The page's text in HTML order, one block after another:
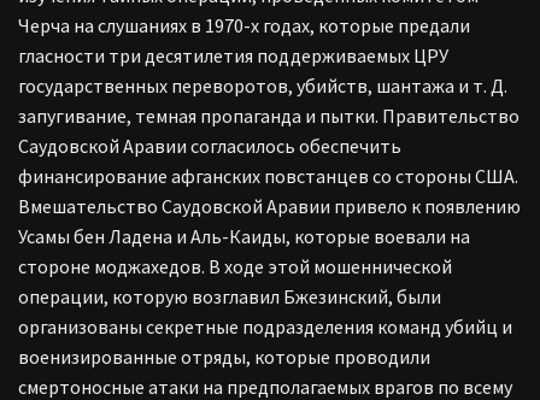
Черча на слушаниях в 1970-х годах, которые предали
гласности три десятилетия поддерживаемых ЦРУ
государственных переворотов, убийств, шантажа и т. Д.
запугивание, темная пропаганда и пытки. Правительство
Саудовской Аравии согласилось обеспечить
финансирование афганских повстанцев со стороны США.
Вмешательство Саудовской Аравии привело к появлению
Усамы бен Ладена и Аль-Каиды, которые воевали на
стороне моджахедов. В ходе этой мошеннической
операции, которую возглавил Бжезинский, были
организованы секретные подразделения команд убийц и
военизированные отряды, которые проводили
смертоносные атаки на предполагаемых врагов по всему